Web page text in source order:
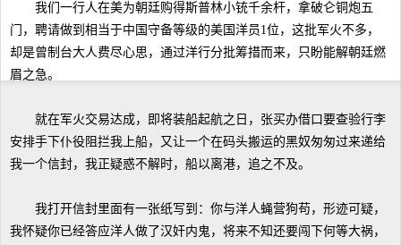
我们一行人在美为朝廷购得斯普林小铳千余杆，拿破仑铜炮五
门，聘请做到相当于中国守备等级的美国洋员1位，这批军火不多，
却是曾制台大人费尽心思，通过洋行分批筹措而来，只盼能解朝廷燃
眉之急。
就在军火交易达成，即将装船起航之日，张买办借口要查验行李
安排手下仆役阻拦我上船，又让一个在码头搬运的黑奴匆匆过来递给
我一个信封，我正疑惑不解时，船以离港，追之不及。
我打开信封里面有一张纸写到：你与洋人蝇营狗苟，形迹可疑，
我怀疑你已经答应洋人做了汉奸内鬼，将来不知还要闯下何等大祸，